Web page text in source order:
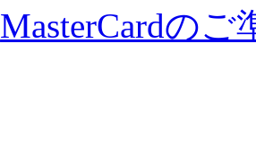
MasterCardのご